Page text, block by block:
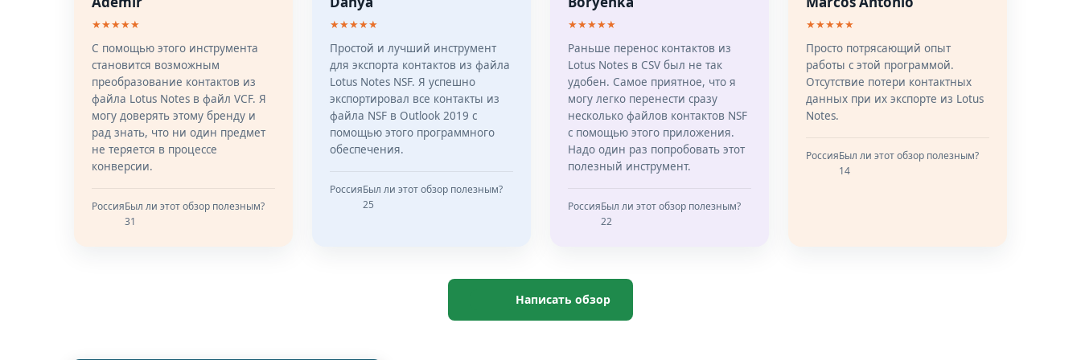
★★★★★
С помощью этого инструмента
становится возможным
преобразование контактов из
файла Lotus Notes в файл VCF. Я
могу доверять этому бренду и
рад знать, что ни один предмет
не теряется в процессе
конверсии.
РоссияБыл ли этот обзор полезным?
31
★★★★★
Простой и лучший инструмент
для экспорта контактов из файла
Lotus Notes NSF. Я успешно
экспортировал все контакты из
файла NSF в Outlook 2019 с
помощью этого программного
обеспечения.
РоссияБыл ли этот обзор полезным?
25
★★★★★
Раньше перенос контактов из
Lotus Notes в CSV был не так
удобен. Самое приятное, что я
могу легко перенести сразу
несколько файлов контактов NSF
с помощью этого приложения.
Надо один раз попробовать этот
полезный инструмент.
РоссияБыл ли этот обзор полезным?
22
★★★★★
Просто потрясающий опыт
работы с этой программой.
Отсутствие потери контактных
данных при их экспорте из Lotus
Notes.
РоссияБыл ли этот обзор полезным?
14
Написать обзор